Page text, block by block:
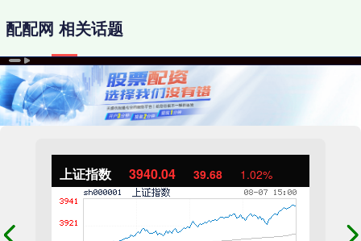
上证指数 3940.04 39.68 1.02%
配配网 相关话题